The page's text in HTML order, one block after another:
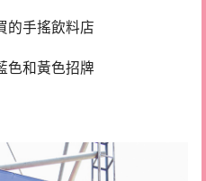
的手搖飲料店
色和黃色招牌